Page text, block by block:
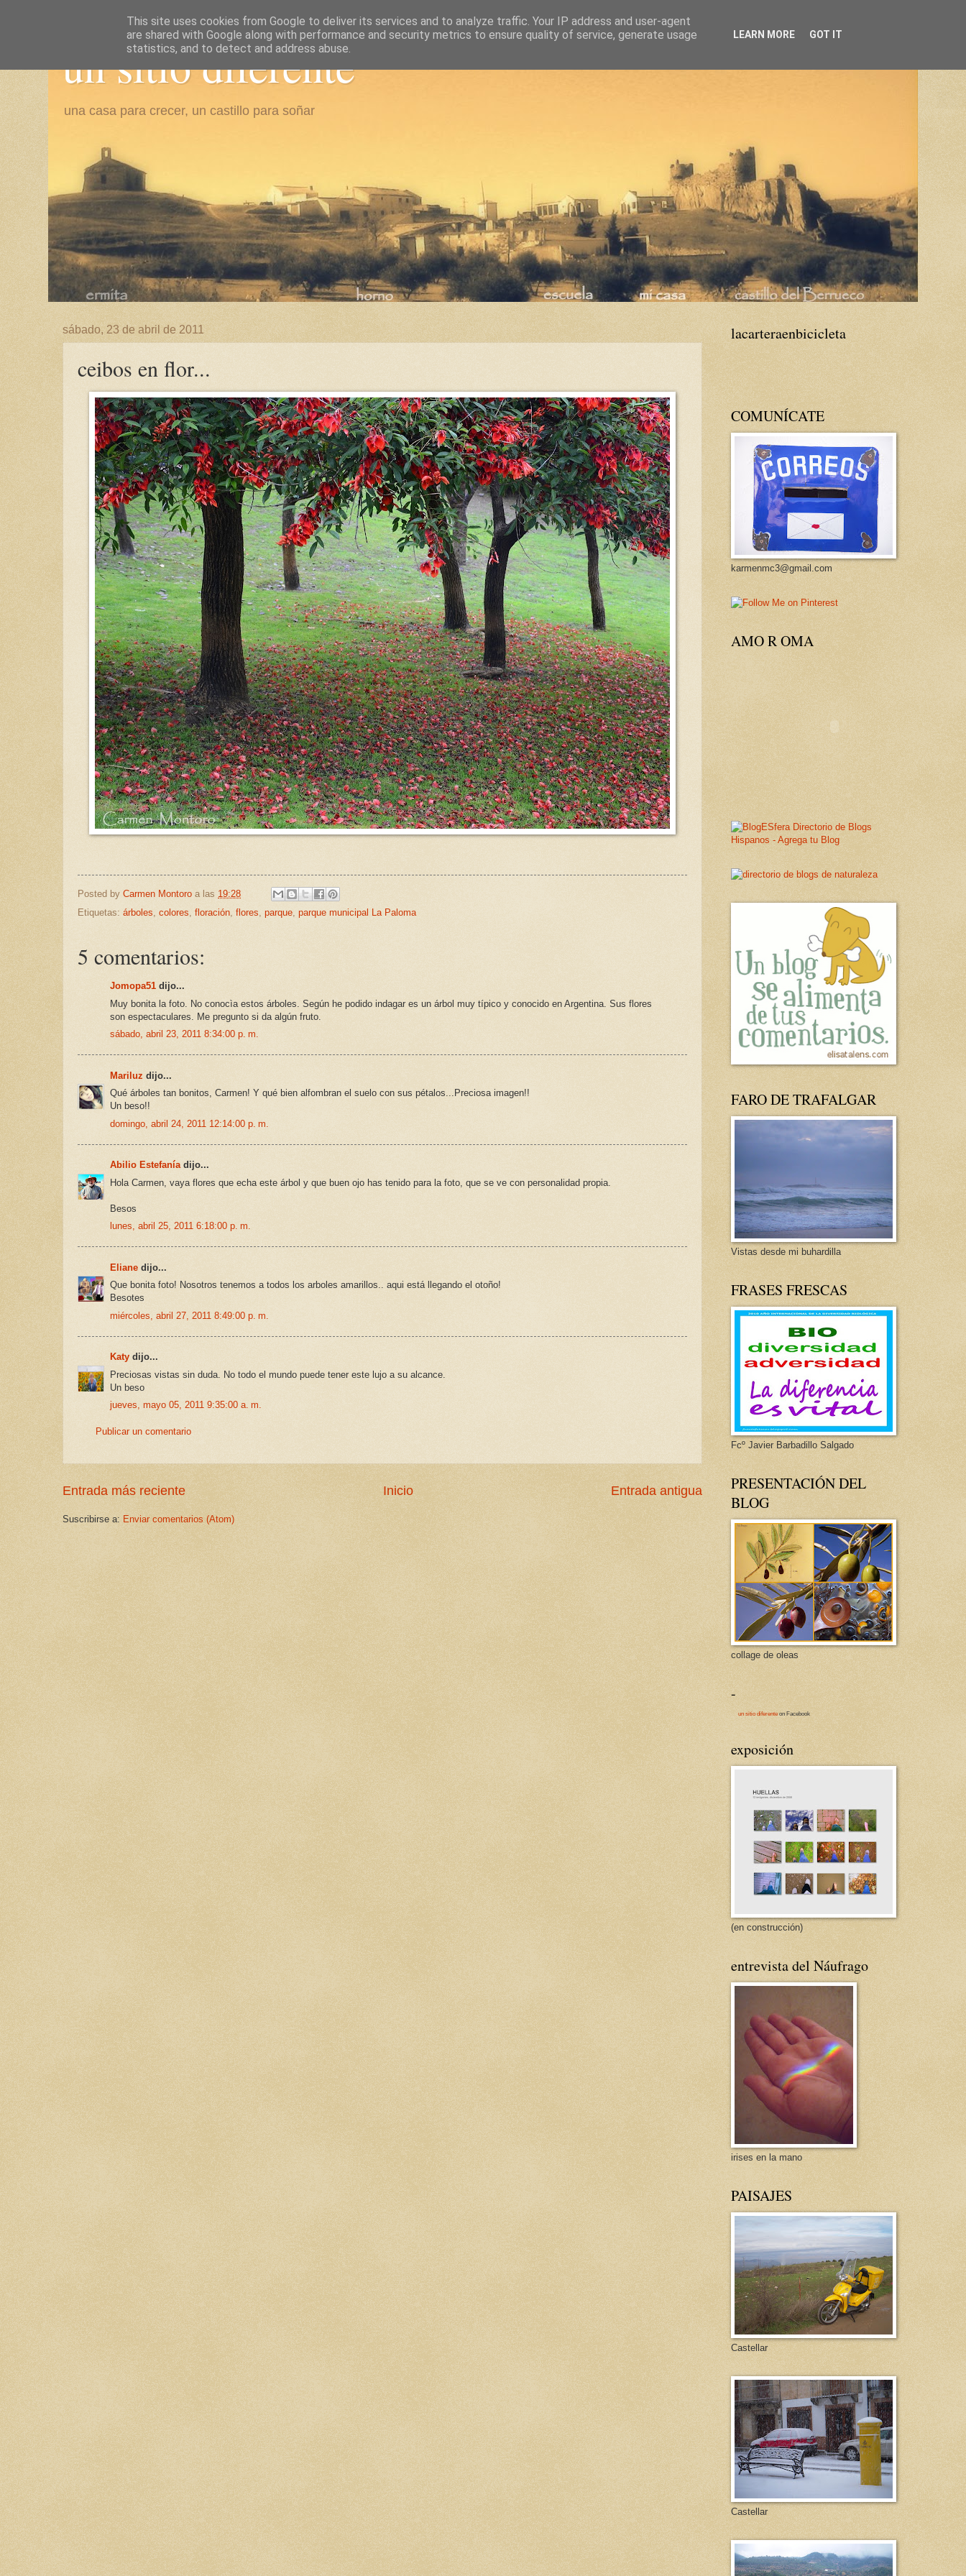
un sitio diferente
una casa para crecer, un castillo para soñar
sábado, 23 de abril de 2011
ceibos en flor...
Posted by Carmen Montoro a las 19:28
Etiquetas: árboles, colores, floración, flores, parque, parque municipal La Paloma
5 comentarios:
Jomopa51 dijo...
Muy bonita la foto. No conocìa estos árboles. Según he podido indagar es un árbol muy típico y conocido en Argentina. Sus flores
son espectaculares. Me pregunto si da algún fruto.
sábado, abril 23, 2011 8:34:00 p. m.
Mariluz dijo...
Qué árboles tan bonitos, Carmen! Y qué bien alfombran el suelo con sus pétalos...Preciosa imagen!!
Un beso!!
domingo, abril 24, 2011 12:14:00 p. m.
Abilio Estefaníadijo...
Hola Carmen, vaya flores que echa este árbol y que buen ojo has tenido para la foto, que se ve con personalidad propia.
Besos
lunes, abril 25, 2011 6:18:00 p. m.
Eliane dijo...
Que bonita foto! Nosotros tenemos a todos los arboles amarillos.. aqui está llegando el otoño!
Besotes
miércoles, abril 27, 2011 8:49:00 p. m.
Katy dijo...
Preciosas vistas sin duda. No todo el mundo puede tener este lujo a su alcance.
Un beso
jueves, mayo 05, 2011 9:35:00 a. m.
Publicar un comentario
Entrada más reciente Entrada antigua
Inicio
Suscribirse a: Enviar comentarios (Atom)
lacarteraenbicicleta
COMUNÍCATE
karmenmc3@gmail.com
AMO R OMA
FARO DE TRAFALGAR
Vistas desde mi buhardilla
FRASES FRESCAS
Fcº Javier Barbadillo Salgado
PRESENTACIÓN DEL
BLOG
collage de oleas
-
un sitio diferente on Facebook
exposición
(en construcción)
entrevista del Náufrago
irises en la mano
PAISAJES
Castellar
Castellar
This site uses cookies from Google to deliver its services and to analyze traffic. Your IP address and user-agent
are shared with Google along with performance and security metrics to ensure quality of service, generate usage
statistics, and to detect and address abuse.
LEARN MORE GOT IT